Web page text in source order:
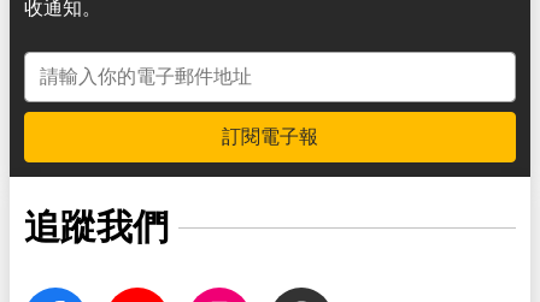
收通知。
電子郵件地址
訂閱電子報
追蹤我們